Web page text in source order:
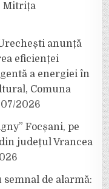
Mitrița
anunță
eficienței
a energiei în
Comuna
2026
Focșani, pe
județul Vrancea
de alarmă: